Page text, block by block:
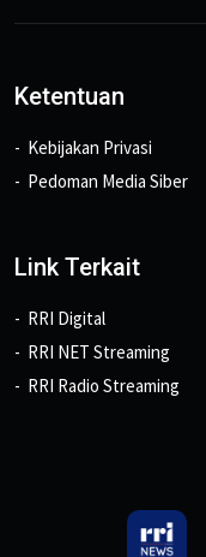
Ketentuan
Kebijakan Privasi
Pedoman Media Siber
Link Terkait
RRI Digital
RRI NET Streaming
RRI Radio Streaming